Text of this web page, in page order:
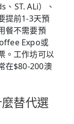
ST. ALi）、
提前1-3天預
餐不需要預
Expo或
。工作坊可以
在$80-200澳
替代選